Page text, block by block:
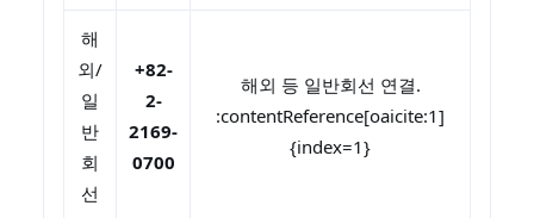
해
외/
일
반
회
선
+82-
2-
2169-
0700
해외 등 일반회선 연결.
:contentReference[oaicite:1]
{index=1}